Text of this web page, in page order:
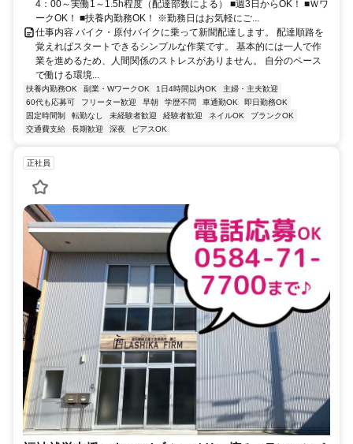
4：00～実働1～1.5h程度（配達部数による） ■週3日からOK！ ■Ｗワ
ークOK！ ■扶養内勤務OK！ ※勤務日はお気軽にご...
仕事内容 バイク・原付バイクに乗って新聞配達します。 配達順路を
覚えればスタートできるシンプルな作業です。 基本的には一人で作
業を進めるため、人間関係のストレスがありません。 自分のペース
で働ける環境...
扶養内勤務OK 副業・WワークOK 1日4時間以内OK
主婦・主夫歓迎
60代も応募可
フリーター歓迎 早朝 学歴不問 車通勤OK
即日勤務OK
固定時間制
転勤なし 未経験者歓迎 経験者歓迎 ネイルOK
ブランクOK
交通費支給
長期歓迎 深夜 ピアスOK
正社員